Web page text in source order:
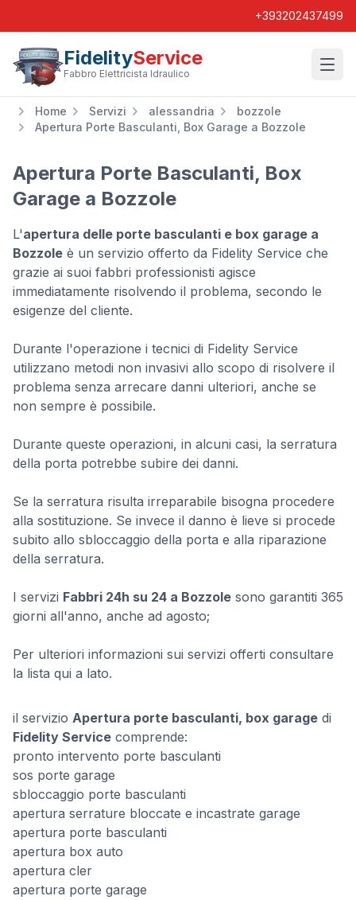
+393202437499
FidelityService
Fabbro Elettricista Idraulico
Home Servizi alessandria
bozzole
Apertura Porte Basculanti, Box Garage a Bozzole
Apertura Porte Basculanti, Box
Garage a Bozzole
L'apertura delle porte basculanti e box garage a
Bozzole è un servizio offerto da Fidelity Service che
grazie ai suoi fabbri professionisti agisce
immediatamente risolvendo il problema, secondo le
esigenze del cliente.
Durante l'operazione i tecnici di Fidelity Service
utilizzano metodi non invasivi allo scopo di risolvere il
problema senza arrecare danni ulteriori, anche se
non sempre è possibile.
Durante queste operazioni, in alcuni casi, la serratura
della porta potrebbe subire dei danni.
Se la serratura risulta irreparabile bisogna procedere
alla sostituzione. Se invece il danno è lieve si procede
subito allo sbloccaggio della porta e alla riparazione
della serratura.
I servizi Fabbri 24h su 24 a Bozzole sono garantiti 365
giorni all'anno, anche ad agosto;
Per ulteriori informazioni sui servizi offerti consultare
la lista qui a lato.
il servizio Apertura porte basculanti, box garage di
Fidelity Service comprende:
pronto intervento porte basculanti
sos porte garage
sbloccaggio porte basculanti
apertura serrature bloccate e incastrate garage
apertura porte basculanti
apertura box auto
apertura cler
apertura porte garage